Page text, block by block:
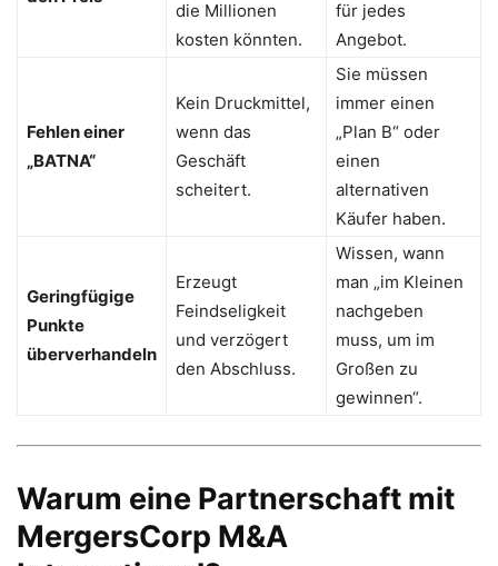
die Millionen
kosten könnten.
für jedes
Angebot.
Fehlen einer
„BATNA“
Kein Druckmittel,
wenn das
Geschäft
scheitert.
Sie müssen
immer einen
„Plan B“ oder
einen
alternativen
Käufer haben.
Geringfügige
Punkte
überverhandeln
Erzeugt
Feindseligkeit
und verzögert
den Abschluss.
Wissen, wann
man „im Kleinen
nachgeben
muss, um im
Großen zu
gewinnen“.
Warum eine Partnerschaft mit
MergersCorp M&A